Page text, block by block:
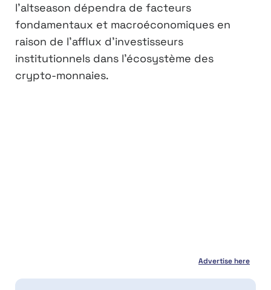
l’altseason dépendra de facteurs
fondamentaux et macroéconomiques en
raison de l’afflux d’investisseurs
institutionnels dans l’écosystème des
crypto-monnaies.
Advertise here